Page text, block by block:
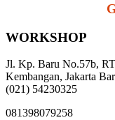
WORKSHOP
Jl. Kp. Baru No.57b,
Kembangan, Jakarta
(021) 54230325
081398079258